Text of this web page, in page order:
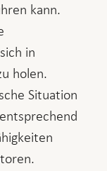
kann.
in
holen.
Situation